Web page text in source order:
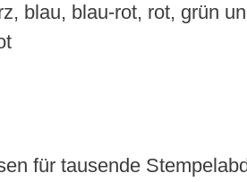
blau, blau-rot, rot, grün
für tausende